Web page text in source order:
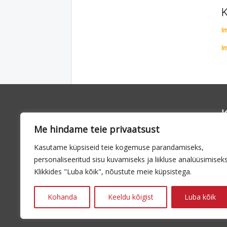
Me hindame teie privaatsust
Kasutame küpsiseid teie kogemuse parandamiseks,
personaliseeritud sisu kuvamiseks ja liikluse
Klikkides "Luba kõik", nõustute meie küpsistega.
Kohanda Keeldu kõigist Luba kõik